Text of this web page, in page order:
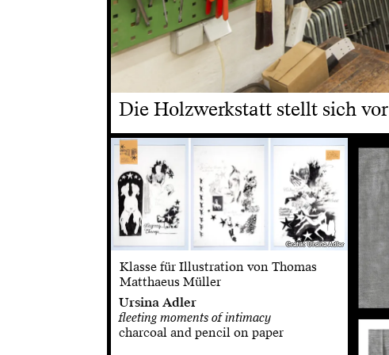
Die Holzwerkstatt stellt sich vor
Grafik: Ursina Adler
Grafik: Ursina Adler
Klasse für Illustration von Thomas
Matthaeus Müller
Ursina Adler
fleeting moments of intimacy
charcoal and pencil on paper